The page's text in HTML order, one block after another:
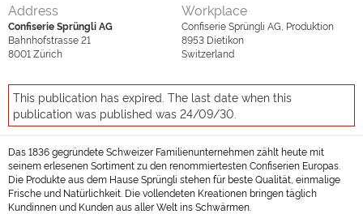
Address
Confiserie Sprüngli AG
Bahnhofstrasse 21
8001 Zürich
Workplace
Confiserie Sprüngli AG, Produktion
8953 Dietikon
Switzerland
This publication has expired. The last date when this
publication was published was 24/09/30.
Das 1836 gegründete Schweizer Familienunternehmen zählt heute mit
seinem erlesenen Sortiment zu den renommiertesten Confiserien Europas.
Die Produkte aus dem Hause Sprüngli stehen für beste Qualität, einmalige
Frische und Natürlichkeit. Die vollendeten Kreationen bringen täglich
Kundinnen und Kunden aus aller Welt ins Schwärmen.